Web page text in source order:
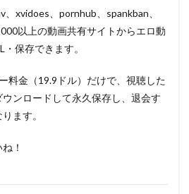
xvidoes、pornhub、spankban、
以上の動画共有サイトからエロ動
保存できます。
料金（19.9ドル）だけで、視聴した
ンロードして永久保存し、退会す
ます。
！